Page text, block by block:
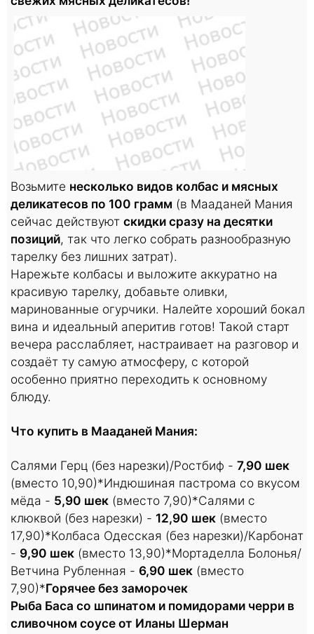
Возьмите несколько видов колбас и мясных
деликатесов по 100 грамм (в Мааданей Мания
сейчас действуют скидки сразу на десятки
позиций, так что легко собрать разнообразную
тарелку без лишних затрат).
Нарежьте колбасы и выложите аккуратно на
красивую тарелку, добавьте оливки,
маринованные огурчики. Налейте хороший бокал
вина и идеальный аперитив готов! Такой старт
вечера расслабляет, настраивает на разговор и
создаёт ту самую атмосферу, с которой
особенно приятно переходить к основному
блюду.
Что купить в Мааданей Мания:
Салями Герц (без нарезки)/Ростбиф - 7,90 шек
(вместо 10,90)*Индюшиная пастрома со вкусом
мёда - 5,90 шек (вместо 7,90)*Салями с
клюквой (без нарезки) - 12,90 шек (вместо
17,90)*Колбаса Одесская (без нарезки)/Карбонат
- 9,90 шек (вместо 13,90)*Мортаделла Болонья/
Ветчина Рубленная - 6,90 шек (вместо
7,90)*Горячее без заморочек
Рыба Баса со шпинатом и помидорами черри в
сливочном соусе от Иланы Шерман